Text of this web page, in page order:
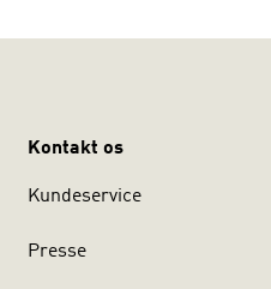
Kontakt os
Kundeservice
Presse